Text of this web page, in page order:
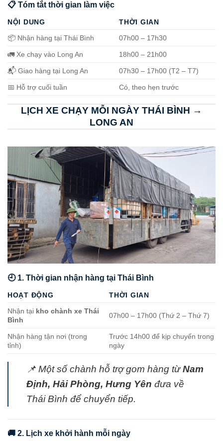
📋 Tóm tắt thời gian làm việc
NỘI DUNG
THỜI GIAN
📦 Nhận hàng tại Thái Bình
07h00 – 17h30
🚛 Xe chạy vào Long An 18h00 – 21h00
📬 Giao hàng tại Long An 07h30 – 17h00 (T2 – T7)
📅 Hỗ trợ cuối tuần Có, theo hẹn trước
LỊCH XE CHẠY MỖI NGÀY THÁI BÌNH →
LONG AN
🕘 1. Thời gian nhận hàng tại Thái Bình
HOẠT ĐỘNG
THỜI GIAN
Nhận tại kho chành xe Thái
Bình
07h00 – 17h00 (Thứ 2 – Thứ 7)
Nhận hàng tận nơi (trong
tỉnh)
Trước 14h00 để kịp chuyến trong
ngày
📌 Một số chành hỗ trợ gom hàng từNam
Định, Hải Phòng, Hưng Yên đưa về
Thái Bình để chuyển tiếp.
🚚 2. Lịch xe khởi hành mỗi ngày